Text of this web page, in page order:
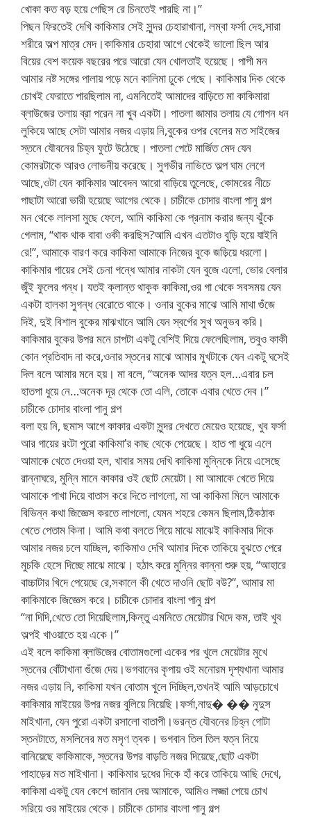
খোকা কত বড় হয়ে গেছিস রে চিনতেই পারছি না।”
পিছন ফিরতেই দেখি কাকিমার সেই সুন্দর চেহারাখানা, লম্বা ফর্সা দেহ,সারা
শরীরে অল্প মাত্র মেদ।কাকিমার চেহারা আগে থেকেই ভালো ছিল আর
বিয়ের বেশ কয়েক বছরের পরে আরো যেন খোলতাই হয়েছে। পাপী মন
আমার নষ্ট সঙ্গের পালায় পড়ে মনে কালিমা ঢুকে গেছে। কাকিমার দিক থেকে
চোখই ফেরাতে পারছিলাম না, এমনিতেই আমাদের বাড়িতে মা কাকিমারা
ব্লাউজের তলায় ব্রা পরেন না খুব একটা। পাতলা জামার তলায় যে গোপন ধন
লুকিয়ে আছে সেটা আমার নজর এড়ায় নি,বুকের ওপর বেলের মত সাইজের
স্তনে যৌবনের চিহ্ন ফুটে উঠেছে। পাতলা পেটে মার্জিত মেদ যেন
কোমরটাকে আরও লোভনীয় করেছে। সুগভীর নাভিতে অল্প ঘাম লেগে
আছে,ওটা যেন কাকিমার আবেদন আরো বাড়িয়ে তুলেছে, কোমরের নীচে
পাছাটা আরো ভারী হয়েছে আগের থেকে। চাচীকে চোদার বাংলা পানু গল্প
মন থেকে লালসা মুছে ফেলে, আমি কাকিমা কে প্রনাম করার জন্য ঝুঁকে
গেলাম, “থাক থাক বাবা ওকী করছিস?আমি এখন এতটাও বুড়ি হয়ে যাইনি
রে!”, আমাকে বারণ করে কাকিমা আমাকে নিজের বুকে জড়িয়ে ধরলো।
কাকিমার গায়ের সেই চেনা গন্ধে আমার নাকটা যেন বুজে এলো, ভোর বেলার
জুঁই ফুলের গন্ধ। যতই ক্লান্ত থাকুক কাকিমা,ওর গা থেকে সবসময় যেন
একটা হালকা সুগন্ধ বেরোতে থাকে। ওনার বুকের মাঝে আমি মাথা গুঁজে
দিই, দুই বিশাল বুকের মাঝখানে আমি যেন স্বর্গের সুখ অনুভব করি।
কাকিমার বুকের উপর মনে চাপটা একটু বেশিই দিয়ে ফেলেছিলাম, তবুও কাকী
কোন প্রতিবাদ না করে,ওনার স্তনের মাঝে আমার মুখটাকে যেন একটু ঘসেই
দিল বলে আমার মনে হয়। মা বলে, “অনেক আদর যত্ন হল…এবার চল
হাতপা ধুয়ে নে…অনেক দূর থেকে তো এলি, তোকে এবার খেতে দেব।”
চাচীকে চোদার বাংলা পানু গল্প
বলা হয় নি, ছমাস আগে কাকার একটা সুন্দর দেখতে মেয়েও হয়েছে, খুব ফর্সা
আর গায়ের রংটা পুরো কাকিমা’র কাছ থেকে পেয়েছে। হাত পা ধুয়ে এলে
আমাকে খেতে দেওয়া হল, খাবার সময় দেখি কাকিমা মুন্নিকে নিয়ে এসেছে
রান্নাঘরে, মুন্নি মানে কাকার ওই ছোট মেয়েটা। মা আমাকে খেতে দিয়ে
আমাকে পাখা দিয়ে বাতাস করে দিতে লাগলো, মা আ কাকিমা মিলে আমাকে
বিভিন্ন কথা জিজ্ঞেস করতে লাগলো, যেমন শহরে কেমন ছিলাম,ঠিকঠাক
খেতে পেতাম কিনা। আমি কথা বলতে গিয়ে মাঝে মাঝেই কাকিমার দিকে
আমার নজর চলে যাচ্ছিল, কাকিমাও দেখি আমার দিকে তাকিয়ে বুঝতে পেরে
মুচকি হেসে দিচ্ছে মাঝে মাঝে। হঠাৎ করে মুন্নির কান্না শুরু হয়, “আহারে
বাচ্চাটার খিদে পেয়েছে রে,সকালে কী খেতে দাওনি ছোট বউ?”, আমার মা
কাকিমাকে জিজ্ঞেস করে। চাচীকে চোদার বাংলা পানু গল্প
“না দিদি,খেতে তো দিয়েছিলাম,কিন্তু এমনিতে মেয়েটার খিদে কম, তাই খুব
অল্পই খাওয়াতে হয় একে।”
এই বলে কাকিমা ব্লাউজের বোতামগুলো একের পর খুলে মেয়েটার মুখে
স্তনের বোঁটাখানা গুঁজে দেয়।ভগবানের কৃপায় ওই মনোরম দৃশ্যখানা আমার
নজর এড়ায় নি, কাকিমা যখন বোতাম খুলে দিচ্ছিল,তখনই আমি আড়চোখে
কাকিমার মাইয়ের উপর নজর বুলিয়ে নিয়েছি।ফর্সা,নাদু� �� নুদুস
মাইখানা, যেন পুরো একটা রসালো বাতাপী।ভরন্ত যৌবনের চিহ্ন গোটা
স্তনটাতে, মসলিনের মত মসৃণ ত্বক। ভগবান তিল তিল যত্ন নিয়ে
বানিয়েছে কাকিমাকে, স্তনের উপর বাড়তি নজর দিয়েছে,ছোট একটা
পাহাড়ের মত মাইখানা। কাকিমার দুধের দিকে হাঁ করে তাকিয়ে আছি দেখে,
কাকিমা একটু যেন কেশে জানান দেয় আমাকে, আমিও লজ্জা পেয়ে চোখ
সরিয়ে ওর মাইয়ের থেকে। চাচীকে চোদার বাংলা পানু গল্প